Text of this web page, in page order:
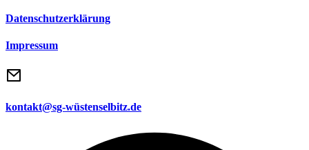
Datenschutzerklärung
Impressum
kontakt@sg-wüstenselbitz.de